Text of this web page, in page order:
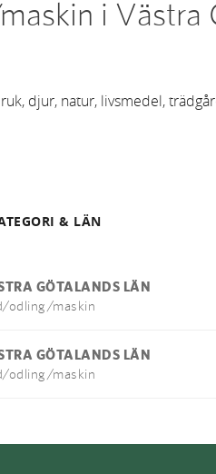
i Västra
djur, natur, livsmedel,
& LÄN
GÖTALANDS LÄN
odling/maskin
GÖTALANDS LÄN
odling/maskin